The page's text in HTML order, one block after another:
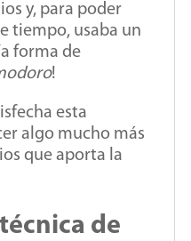
y, para poder
tiempo, usaba un
forma de
!
esta
algo mucho más
que aporta la
de